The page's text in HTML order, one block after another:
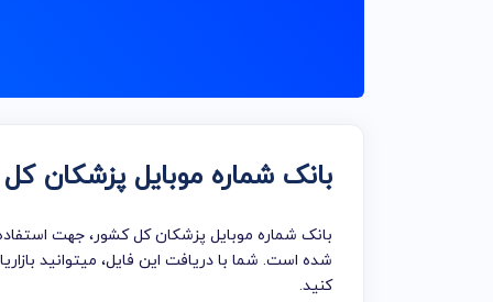
اصناف
اصناف
خدمات
بانک شماره موبایل پزشکان
بانک شماره موبایل پزشکان کل کشور، جهت
شده است. شما با دریافت این فایل، میتوانید
کنید.